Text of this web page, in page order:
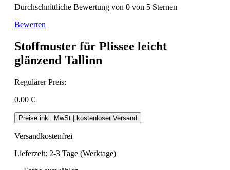
Durchschnittliche Bewertung von 0 von 5 Sternen
Bewerten
Stoffmuster für Plissee leicht
glänzend Tallinn
Regulärer Preis:
0,00 €
Preise inkl. MwSt.| kostenloser Versand
Versandkostenfrei
Lieferzeit: 2-3 Tage (Werktage)